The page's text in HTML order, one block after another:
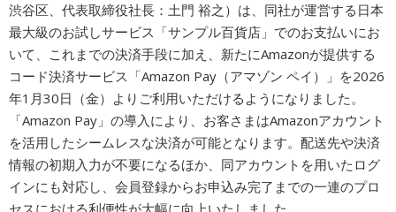
広告商品のご案内
ソーシャルアカウント
閉じる
渋谷区、代表取締役社長：土門 裕之）は、同社が運営する日本
最大級のお試しサービス「サンプル百貨店」でのお支払いにお
いて、これまでの決済手段に加え、新たにAmazonが提供する
コード決済サービス「Amazon Pay（アマゾン ペイ）」を2026
年1月30日（金）よりご利用いただけるようになりました。
「Amazon Pay」の導入により、お客さまはAmazonアカウント
を活用したシームレスな決済が可能となります。配送先や決済
情報の初期入力が不要になるほか、同アカウントを用いたログ
インにも対応し、会員登録からお申込み完了までの一連のプロ
セスにおける利便性が大幅に向上いたしました。